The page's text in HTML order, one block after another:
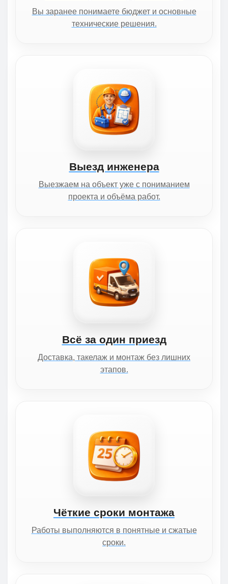
Вы заранее понимаете бюджет и основные
технические решения.
Выезд инженера
Выезжаем на объект уже с пониманием
проекта и объёма работ.
Всё за один приезд
Доставка, такелаж и монтаж без лишних
этапов.
Чёткие сроки монтажа
Работы выполняются в понятные и сжатые
сроки.